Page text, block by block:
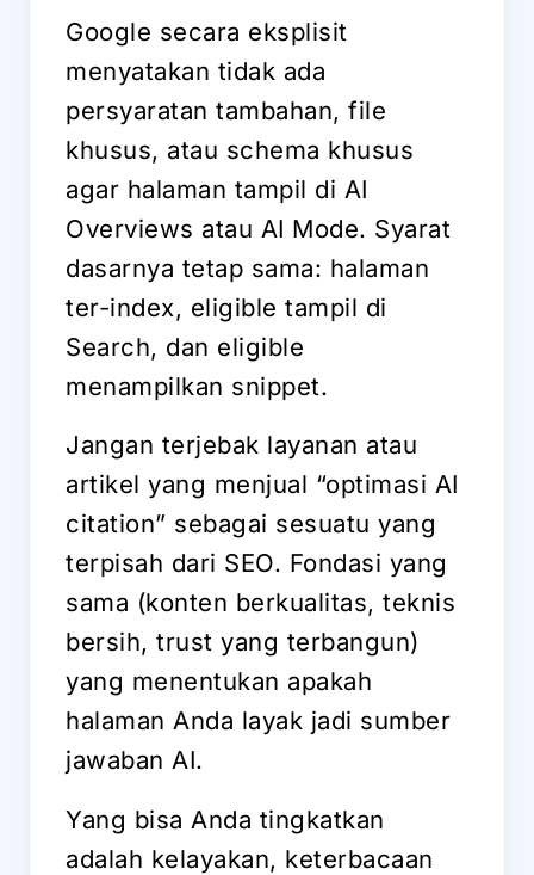
Google secara eksplisit
menyatakan tidak ada
persyaratan tambahan, file
khusus, atau schema khusus
agar halaman tampil di AI
Overviews atau AI Mode. Syarat
dasarnya tetap sama: halaman
ter-index, eligible tampil di
Search, dan eligible
menampilkan snippet.
Jangan terjebak layanan atau
artikel yang menjual “optimasi AI
citation” sebagai sesuatu yang
terpisah dari SEO. Fondasi yang
sama (konten berkualitas, teknis
bersih, trust yang terbangun)
yang menentukan apakah
halaman Anda layak jadi sumber
jawaban AI.
Yang bisa Anda tingkatkan
adalah kelayakan, keterbacaan